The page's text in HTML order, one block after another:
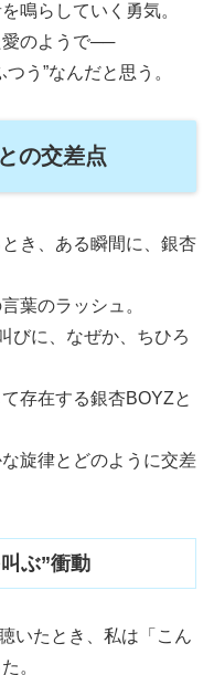
鳴らしていく勇気。
愛のようで──
う”なんだと思う。
の交差点
き、ある瞬間に、銀杏
葉のラッシュ。
びに、なぜか、ちひろ
存在する銀杏BOYZと
旋律とどのように交差
ぶ”衝動
いたとき、私は「こん
。